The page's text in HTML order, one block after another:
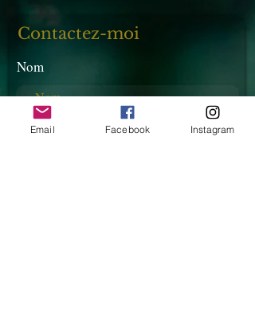
Contactez-moi
Nom
E-mail
Email Facebook Instagram